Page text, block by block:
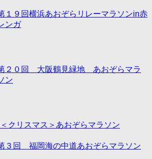
１９回横浜あおぞらリレーマラソンin赤
ンガ
２０回 大阪鶴見緑地 あおぞらマラ
ン
クリスマス＞あおぞらマラソン
３回 福岡海の中道あおぞらマラソン